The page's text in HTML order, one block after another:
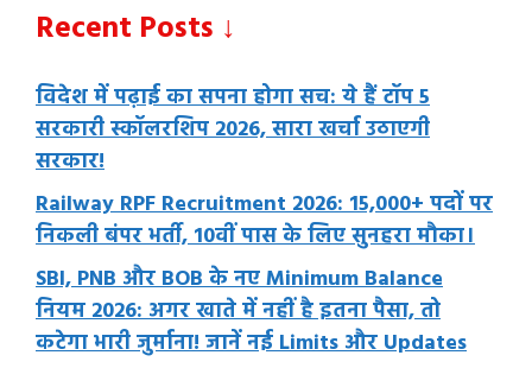
Recent Posts ↓
विदेश में पढ़ाई का सपना होगा सच: ये हैं टॉप 5
सरकारी स्कॉलरशिप 2026, सारा खर्चा उठाएगी
सरकार!
Railway RPF Recruitment 2026: 15,000+ पदों पर
निकली बंपर भर्ती, 10वीं पास के लिए सुनहरा मौका।
SBI, PNB और BOB के नए Minimum Balance
नियम 2026: अगर खाते में नहीं है इतना पैसा, तो
कटेगा भारी जुर्माना! जानें नई Limits और Updates